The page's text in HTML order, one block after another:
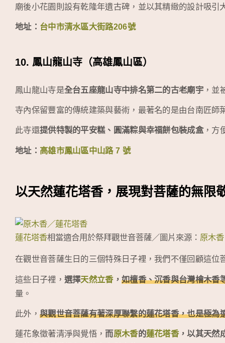
廟後小花園則設有乾隆年遺古碑，並以其精緻的設計吸引
地址： 台中市清水區大街路206號
10. 鳳山龍山寺（高雄鳳山區）
鳳山龍山寺是全台五座龍山寺中排名第二的古老廟宇，並
寺內保留豐富的傳統建築與藝術，最著名的是由台南匠師
此寺還提供特製的平安糕、圓滿粽與幸福餅包裝成盒，方
地址： 高雄市鳳山區中山路 7 號
以天然蓮花塔香，展現對菩薩的無限
蓮花塔香相當適合用於祭拜觀世音菩薩／圖片來源： 原木香
在觀世音菩薩生日的三個特殊日子裡，我們不僅回顧這
這些日子裡， 選擇天然立香， 如檀香、沉香與台灣檜木香
量。
此外， 與觀世音菩薩有著深厚聯繫的蓮花塔香，也是極為
蓮花象徵著清淨與覺悟， 而原木香的蓮花塔香，以其天然